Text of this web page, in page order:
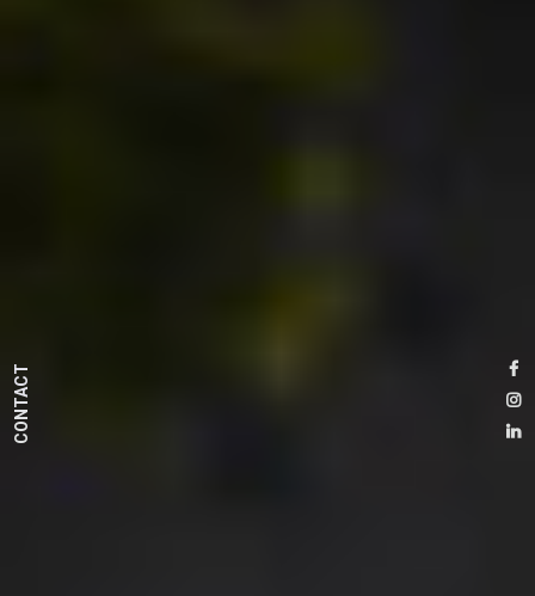
CONTACT